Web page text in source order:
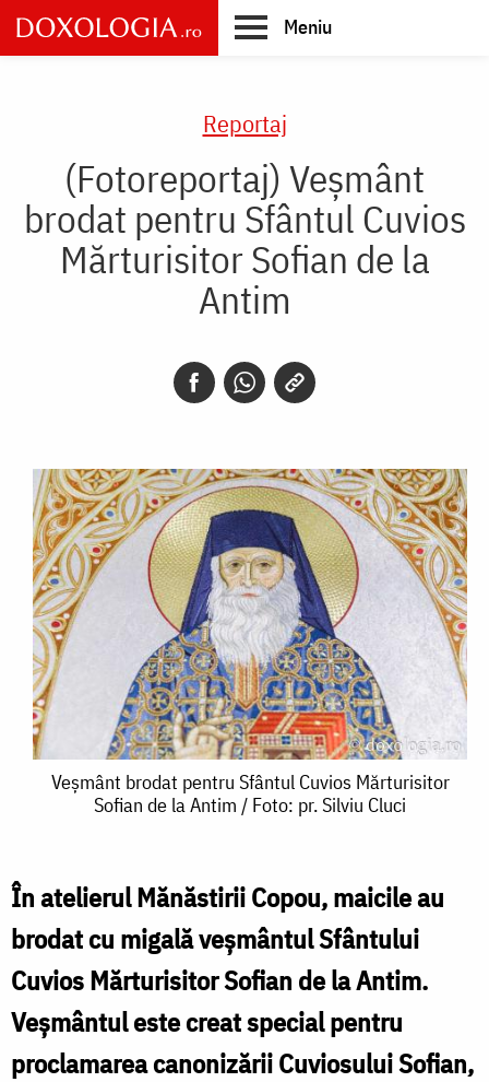
Skip
to
main
Meniu
Reportaj
(Fotoreportaj) Veșmânt
brodat pentru Sfântul Cuvios
Mărturisitor Sofian de la
Antim
Veșmânt
brodat
Sfântul
Cuvios
Mărturisitor
Sofian
de
Veșmânt brodat pentru Sfântul Cuvios Mărturisitor
Sofian de la Antim / Foto: pr. Silviu Cluci
În atelierul Mănăstirii Copou, maicile au
brodat cu migală veșmântul Sfântului
Cuvios Mărturisitor Sofian de la Antim.
Veșmântul este creat special pentru
proclamarea canonizării Cuviosului Sofian,